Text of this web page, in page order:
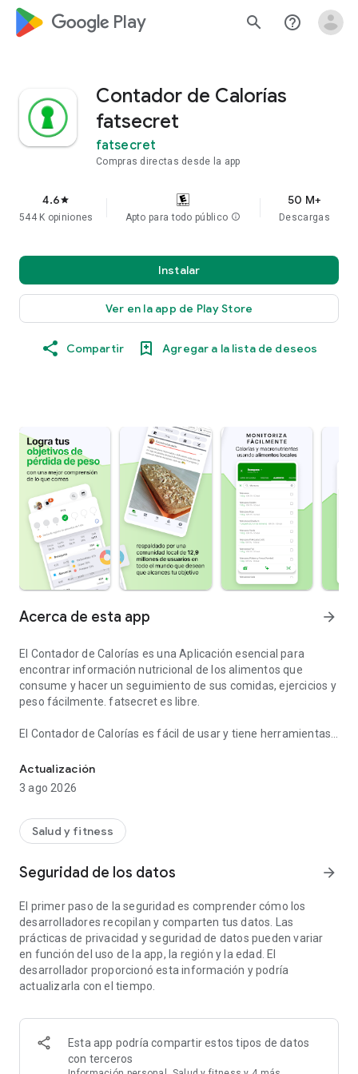
google_logo Play search help_outline
Contador de Calorías
fatsecret
fatsecret
Compras directas desde la app
4.6star
544 K opiniones Apto para todo público info
50 M+
Descargas
Instalar
Ver en la app de Play Store
Compartir Agregar a la lista de deseos
Acerca de esta app arrow_forward
El Contador de Calorías es una Aplicación esencial para
encontrar información nutricional de los alimentos que
consume y hacer un seguimiento de sus comidas, ejercicios y
peso fácilmente. fatsecret es libre.
El Contador de Calorías es fácil de usar y tiene herramientas
- Un picador para hallar el poder calorífico y nutricional de sus
comidas favoritas, marcas y restaurantes.
- Un escaner de código de barras, y entrada manual para
- Integración con monitorización de ejercicios Google Fit,
Samsung Health, Fitbit.
que está comiendo.
quema.
- Un Calendario de Dieta para que vea sus calorías
consumidas y quemadas.
- Un Seguidor de Peso.
- Una Agenda para registrar su progreso.
- Reconocimiento de imágenes.
imágenes.
- Informes
- Notificaciones.
- Facebook y Google entrada.
Actualización
3 ago 2026
Salud y fitness
Seguridad de los datos arrow_forward
El primer paso de la seguridad es comprender cómo los
desarrolladores recopilan y comparten tus datos. Las
prácticas de privacidad y seguridad de datos pueden variar
en función del uso de la app, la región y la edad. El
desarrollador proporcionó esta información y podría
actualizarla con el tiempo.
Esta app podría compartir estos tipos de datos
con terceros